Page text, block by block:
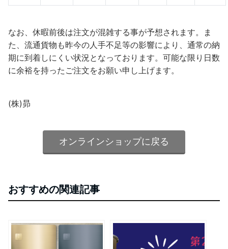
なお、休暇前後は注文が混雑する事が予想されます。ま
た、流通貨物も昨今の人手不足等の影響により、通常の納
期に到着しにくい状況となっております。可能な限り日数
に余裕を持ったご注文をお願い申し上げます。
(株)昴
オンラインショップに戻る
おすすめの関連記事